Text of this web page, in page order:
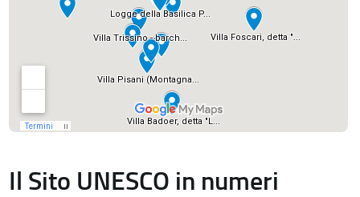
Il Sito UNESCO in numeri